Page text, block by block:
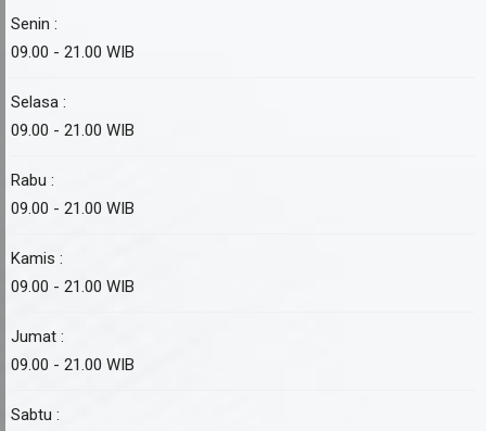
Senin :
09.00 - 21.00 WIB
Selasa :
09.00 - 21.00 WIB
Rabu :
09.00 - 21.00 WIB
Kamis :
09.00 - 21.00 WIB
Jumat :
09.00 - 21.00 WIB
Sabtu :